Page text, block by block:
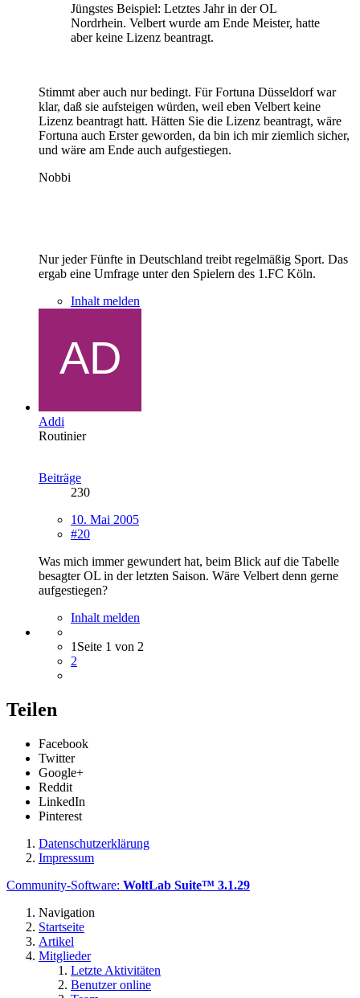
Jüngstes Beispiel: Letztes Jahr in der OL
Nordrhein. Velbert wurde am Ende Meister, hatte
aber keine Lizenz beantragt.
Stimmt aber auch nur bedingt. Für Fortuna Düsseldorf war
klar, daß sie aufsteigen würden, weil eben Velbert keine
Lizenz beantragt hatt. Hätten Sie die Lizenz beantragt, wäre
Fortuna auch Erster geworden, da bin ich mir ziemlich sicher,
und wäre am Ende auch aufgestiegen.
Nobbi
Nur jeder Fünfte in Deutschland treibt regelmäßig Sport. Das
ergab eine Umfrage unter den Spielern des 1.FC Köln.
Inhalt melden
Addi
Routinier
Beiträge
230
10. Mai 2005
#20
Was mich immer gewundert hat, beim Blick auf die Tabelle
besagter OL in der letzten Saison. Wäre Velbert denn gerne
aufgestiegen?
Inhalt melden
1 Seite 1 von 2
2
Teilen
Facebook
Twitter
Google+
Reddit
LinkedIn
Pinterest
Datenschutzerklärung
Impressum
Community-Software: WoltLab Suite™ 3.1.29
Navigation
Startseite
Artikel
Mitglieder
Letzte Aktivitäten
Benutzer online